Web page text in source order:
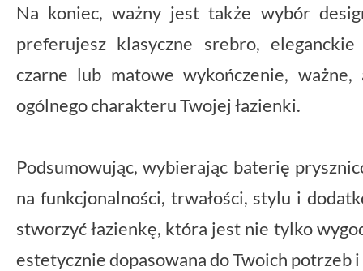
Na koniec, ważny jest także wybór
preferujesz klasyczne srebro,
czarne lub matowe wykończenie,
ogólnego charakteru Twojej łazienki.
Podsumowując, wybierając baterię
na funkcjonalności, trwałości, stylu i
stworzyć łazienkę, która jest nie tylko
estetycznie dopasowana do Twoich potrzeb